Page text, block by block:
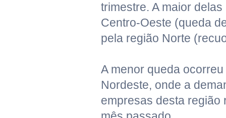
trimestre. A maior
Centro-Oeste (queda
pela região Norte
A menor queda
Nordeste, onde a
empresas desta região